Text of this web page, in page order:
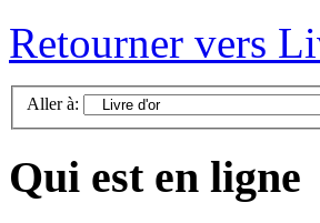
Retourner vers
Aller à:
Qui est en ligne